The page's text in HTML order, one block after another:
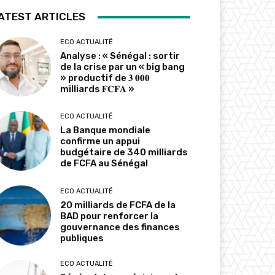
ARTICLES
ECO ACTUALITÉ
Analyse : « Sénégal : sortir
de la crise par un « big bang
» productif de 𝟑 𝟎𝟎𝟎
milliards 𝐅𝐂𝐅𝐀 »
ECO ACTUALITÉ
La Banque mondiale
confirme un appui
budgétaire de 340 milliards
de FCFA au Sénégal
ECO ACTUALITÉ
20 milliards de FCFA de la
BAD pour renforcer la
gouvernance des finances
publiques
ECO ACTUALITÉ